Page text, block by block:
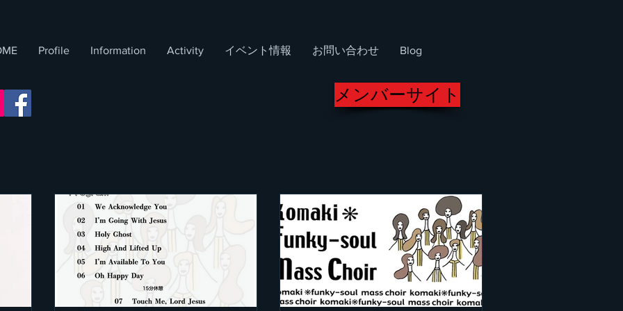
Profile Information ​Activity イベント情報 お問い合わせ Blog
メンバーサイト